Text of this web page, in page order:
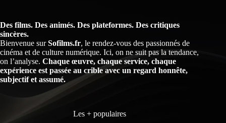
Des films. Des animés. Des plateformes. Des critiques
sincères.
Bienvenue surSofilms.fr, le rendez-vous des passionnés de
cinéma et de culture numérique. Ici, on ne suit pas la tendance,
on l’analyse. Chaque œuvre, chaque service, chaque
expérience est passée au crible avec un regard honnête,
subjectif et assumé.
Les + populaires